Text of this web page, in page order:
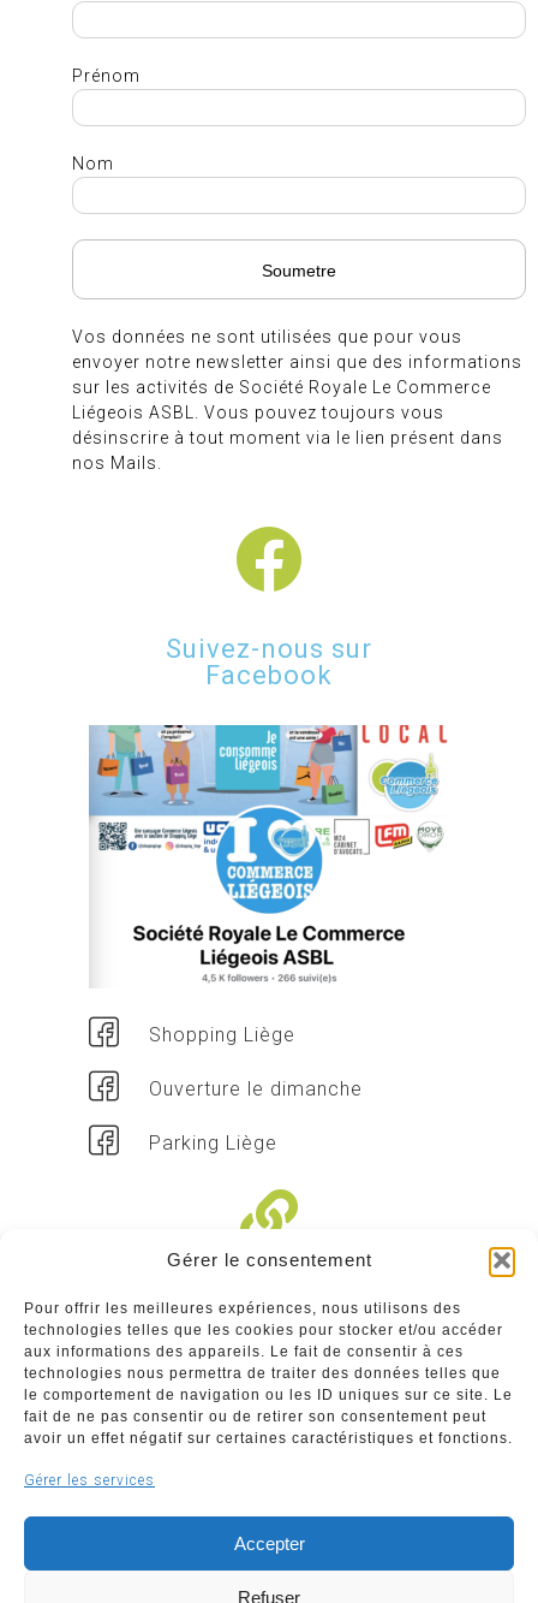
Gérer le consentement
Pour offrir les meilleures expériences, nous utilisons des
technologies telles que les cookies pour stocker et/ou accéder
aux informations des appareils. Le fait de consentir à ces
technologies nous permettra de traiter des données telles que
le comportement de navigation ou les ID uniques sur ce site. Le
fait de ne pas consentir ou de retirer son consentement peut
avoir un effet négatif sur certaines caractéristiques et fonctions.
Gérer les services
Accepter
Refuser
Prénom
Nom
Vos données ne sont utilisées que pour vous
envoyer notre newsletter ainsi que des informations
sur les activités de Société Royale Le Commerce
Liégeois ASBL. Vous pouvez toujours vous
désinscrire à tout moment via le lien présent dans
nos Mails.
Suivez-nous sur
Facebook
Shopping Liège
Ouverture le dimanche
Parking Liège
Commerçants
Annuaire des commerçants : insérez gratuitement
votre activité dans notre annuaire sur notre site ci-
dessous